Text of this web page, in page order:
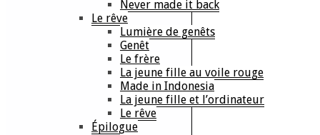
Never made it back
Le rêve
Lumière de genêts
Genêt
Le frère
La jeune fille au voile rouge
Made in Indonesia
La jeune fille et l’ordinateur
Le rêve
Épilogue